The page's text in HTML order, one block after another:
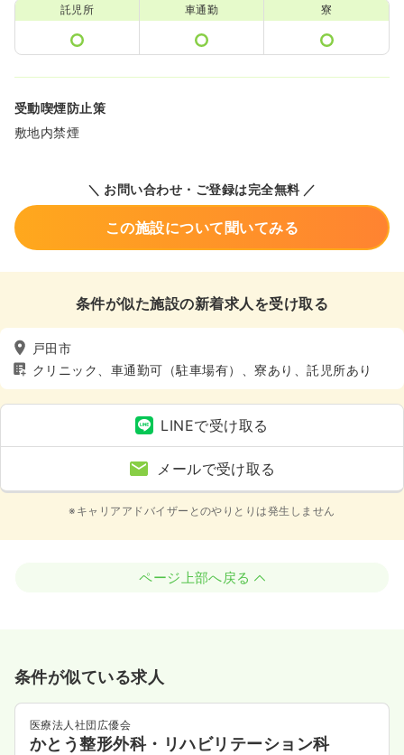
託児所 車通勤 寮
受動喫煙防止策
敷地内禁煙
＼ お問い合わせ・ご登録は完全無料 ／
この施設について聞いてみる
条件が似た施設の新着求人を受け取る
戸田市
クリニック、車通勤可（駐車場有）、寮あり、託児所あり
LINEで受け取る
メールで受け取る
※キャリアアドバイザーとのやりとりは発生しません
ページ上部へ戻る
条件が似ている求人
医療法人社団広優会
かとう整形外科・リハビリテーション科